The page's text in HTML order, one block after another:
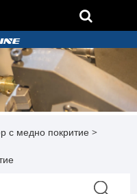
с медно покритие >